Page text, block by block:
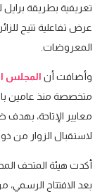
تعريفية بطريقة
عرض تفاعلية تتيح
المعروضات.
وأضافت أن المجلس
متخصصة منذ عامين
معايير الإتاحة، بهدف
لاستقبال الزوار من
أكدت هيئة المتحف
بعد الافتتاح